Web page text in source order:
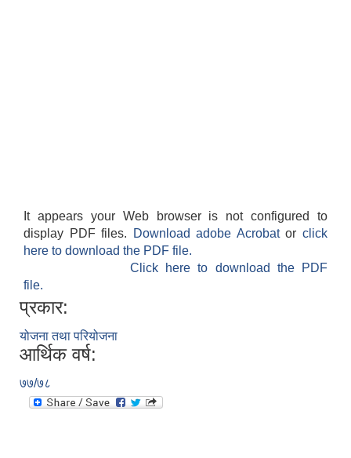
It appears your Web browser is not configured to
display PDF files.
Download adobe Acrobatorclick
here to download the PDF file.
Click here to download the PDF
file.
प्रकार:
योजना तथा परियोजना
आर्थिक वर्ष:
७७/७८